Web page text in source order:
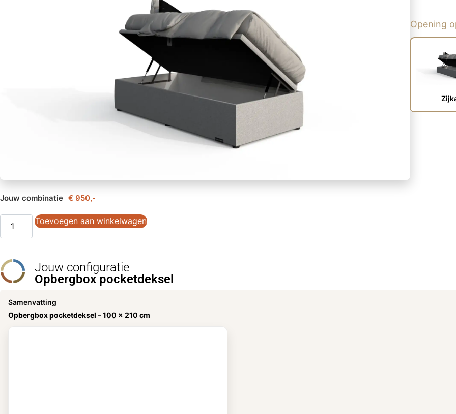
Opening
Jouw combinatie € 950,-
Toevoegen aan winkelwagen
Jouw configuratie
Opbergbox pocketdeksel
Samenvatting
Opbergbox pocketdeksel –100 x 210 cm